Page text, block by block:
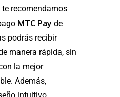
recomendamos
MTC Pay de
podrás recibir
manera rápida, sin
la mejor
Además,